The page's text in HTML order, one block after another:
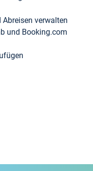
Abreisen verwalten
und Booking.com